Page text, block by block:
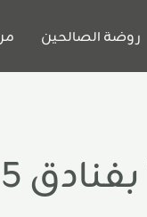
روضة الصالحين